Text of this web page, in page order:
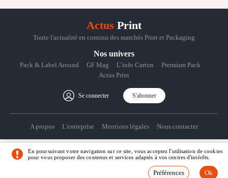
Actus Print
Toute l'actualité en continu des marchés Print et Packaging
Nos univers
Pack & Label Around GF Mag L’info Carton
Premium Pack
Actus Print
Se connecter S'abonner
A propos L'entreprise Mentions légales Nous contacter
Préférences Crédits
En poursuivant votre navigation sur ce site, vous acceptez l'utilisation de cookies
pour vous proposer des contenus et services adaptés à vos centres d'intérêts.
Préférences Ok